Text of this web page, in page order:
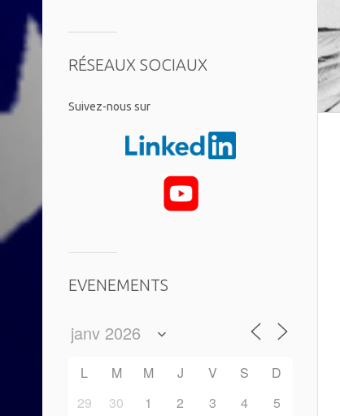
RÉSEAUX SOCIAUX
​Suivez-nous sur
EVENEMENTS
L M M J V S
D
29
30 1 2 3 4
5